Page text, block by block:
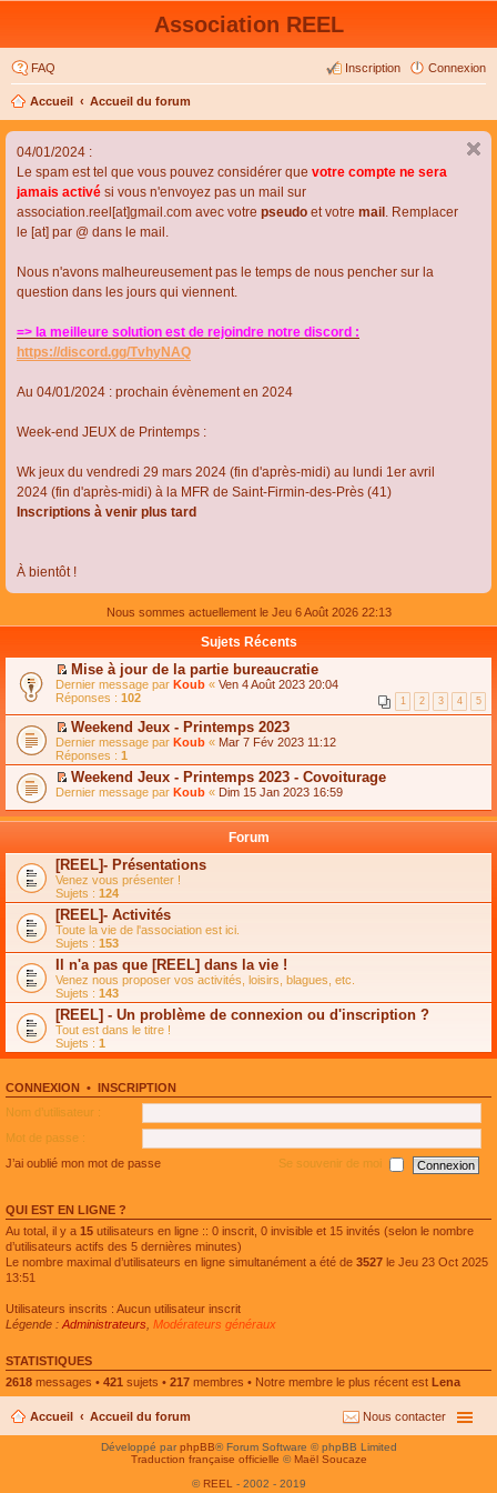
Association REEL
FAQ Connexion
Inscription
Accueil Accueil du forum
04/01/2024 :
Le spam est tel que vous pouvez considérer que votre compte ne sera
jamais activé si vous n'envoyez pas un mail sur
association.reel[at]gmail.com avec votre pseudo et votre mail . Remplacer
le [at] par @ dans le mail.
Nous n'avons malheureusement pas le temps de nous pencher sur la
question dans les jours qui viennent.
=> la meilleure solution est de rejoindre notre discord :
https://discord.gg/TvhyNAQ
Au 04/01/2024 : prochain évènement en 2024
Week-end JEUX de Printemps :
Wk jeux du vendredi 29 mars 2024 (fin d'après-midi) au lundi 1er avril
2024 (fin d'après-midi) à la MFR de Saint-Firmin-des-Près (41)
Inscriptions à venir plus tard
À bientôt !
Nous sommes actuellement le Jeu 6 Août 2026 22:13
Sujets Récents
C
o
n
s
u
l
t
e
r
l
e
s
s
a
g
e
n
o
n
l
u
l
e
p
l
u
s
é
c
e
n
t
Mise à jour de la partie bureaucratie
Dernier message par Koub « Ven 4 Août 2023 20:04
Réponses : 102 1 2 3 4 5
C
o
n
s
u
t
l
e
m
e
s
s
a
g
e
n
o
n
l
u
l
e
l
u
s
é
e
Weekend Jeux - Printemps 2023
Dernier message par Koub « Mar 7 Fév 2023 11:12
Réponses : 1
C
n
l
t
e
r
l
e
m
e
s
s
a
g
e
n
o
n
u
l
e
l
s
e
n
t
Weekend Jeux - Printemps 2023 - Covoiturage
Dernier message par Koub « Dim 15 Jan 2023 16:59
Forum
[REEL]- Présentations
Venez vous présenter !
Sujets : 124
[REEL]- Activités
Toute la vie de l'association est ici.
Sujets : 153
Il n'a pas que [REEL] dans la vie !
Venez nous proposer vos activités, loisirs, blagues, etc.
Sujets : 143
[REEL] - Un problème de connexion ou d'inscription ?
Tout est dans le titre !
Sujets : 1
CONNEXION • INSCRIPTION
Nom d’utilisateur :
Mot de passe :
J’ai oublié mon mot de passe
Se souvenir de moi
QUI EST EN LIGNE ?
Au total, il y a 15 utilisateurs en ligne :: 0 inscrit, 0 invisible et 15 invités (selon le nombre
d’utilisateurs actifs des 5 dernières minutes)
Le nombre maximal d’utilisateurs en ligne simultanément a été de 3527 le Jeu 23 Oct 2025
13:51
Utilisateurs inscrits : Aucun utilisateur inscrit
Légende : Administrateurs Modérateurs généraux
STATISTIQUES
2618 messages • 421 sujets • 217 membres • Notre membre le plus récent est Lena
Accueil Accueil du forum Nous contacter
Développé parphpBB® Forum Software © phpBB Limited
Traduction française officielle © Maël Soucaze
© REEL - 2002 - 2019